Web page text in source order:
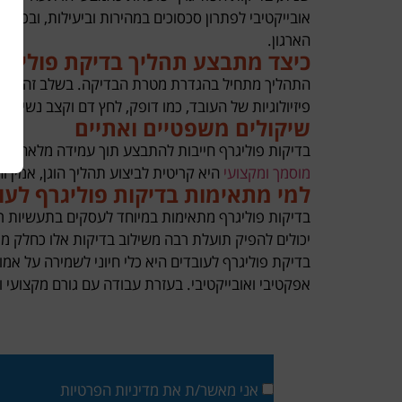
אובייקטיבי לפתרון סכסוכים במהירות וביעילות,
הארגון.
כיצד מתבצע תהליך בדיקת
התהליך מתחיל בהגדרת מטרת הבדיקה. בשלב זה,
פיזיולוגיות של העובד, כמו דופק, לחץ דם וקצב
שיקולים משפטיים ואתיים
בדיקות פוליגרף חייבות להתבצע תוך עמידה מלאה
מוסמך ומקצועי היא קריטית לביצוע תהליך הוגן, אמין
למי מתאימות בדיקות פוליגרף
בדיקות פוליגרף מתאימות במיוחד לעסקים
יכולים להפיק תועלת רבה משילוב בדיקות אלו כחלק
בדיקת פוליגרף לעובדים היא כלי חיוני לשמירה על
אפקטיבי ואובייקטיבי. בעזרת עבודה עם גורם
אני מאשר/ת את מדיניות הפרטיות